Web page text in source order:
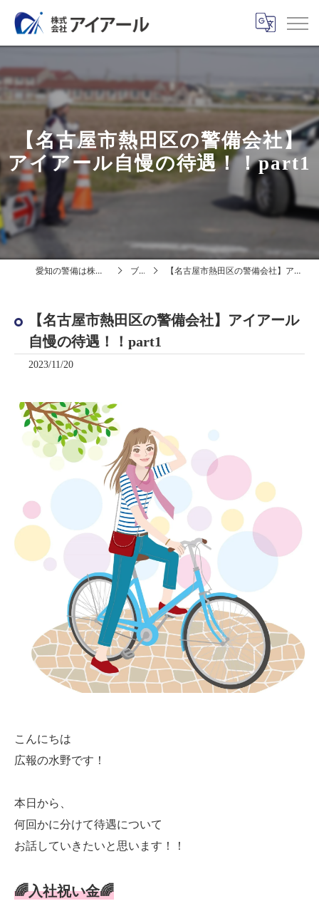
【名古屋市熱田区の警備会社】
アイアール自慢の待遇！！part1
愛知の警備は株式会社アイアール ブログ 【名古屋市熱田区の警備会社】アイアール自慢の待遇！！part1
【名古屋市熱田区の警備会社】アイアール
自慢の待遇！！part1
2023/11/20
こんにちは
広報の水野です！
本日から、
何回かに分けて待遇について
お話していきたいと思います！！
🌈入社祝い金🌈